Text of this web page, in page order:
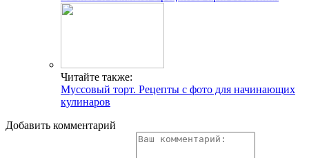
Читайте также:
Муссовый торт. Рецепты с фото для начинающих
кулинаров
Добавить комментарий